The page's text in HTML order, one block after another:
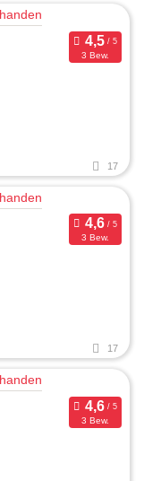
3 Bew.
17
3 Bew.
17
3 Bew.